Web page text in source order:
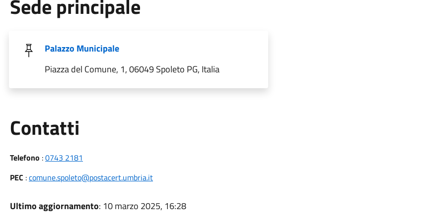
Sede principale
Palazzo Municipale
Piazza del Comune, 1, 06049 Spoleto PG, Italia
Contatti
Telefono :0743 2181
PEC :comune.spoleto@postacert.umbria.it
Ultimo aggiornamento: 10 marzo 2025, 16:28